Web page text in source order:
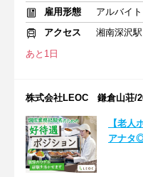
雇用形態
アルバイ
アクセス
湘南深沢
あと1日
株式会社LEOC 鎌倉山荘/
【老人
アナタ